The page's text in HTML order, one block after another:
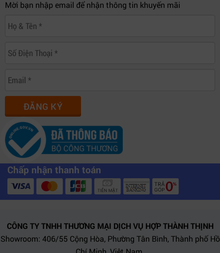
hoặc chương trình truyền hình trực tiếp.
3.3 Hệ thống sản xuất livestream chuyên nghiệp
hiệu ổn định, latency thấp và khả năng quản lý tập
trung.
3.4 Trung tâm điều khiển broadcast
Khả năng đồng bộ PTP v2 giúp hệ thống hoạt động
chính xác trong các môi trường production phức tạp.
Mời bạn nhập email để nhận thông tin khuyến mãi
ĐĂNG KÝ
Chấp nhận thanh toán
CÔNG TY TNHH THƯƠNG MẠI DỊCH VỤ HỢP THÀNH THỊNH
Showroom: 406/55 Cộng Hòa, Phường Tân Bình, Thành phố Hồ